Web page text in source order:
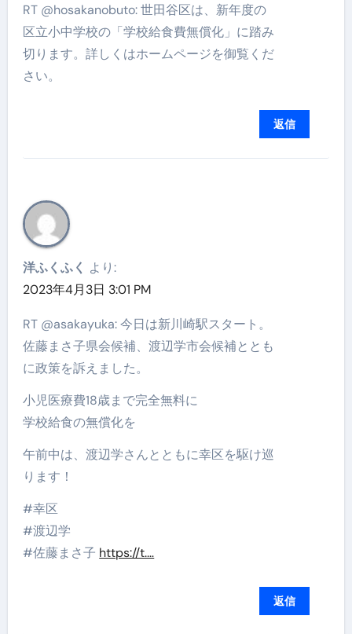
RT @hosakanobuto: 世田谷区は、新年度の
区立小中学校の「学校給食費無償化」に踏み
切ります。詳しくはホームページを御覧くだ
さい。
返信
洋ふくふく より:
2023年4月3日 3:01 PM
RT @asakayuka: 今日は新川崎駅スタート。
佐藤まさ子県会候補、渡辺学市会候補ととも
に政策を訴えました。
小児医療費18歳まで完全無料に
学校給食の無償化を
午前中は、渡辺学さんとともに幸区を駆け巡
ります！
#幸区
#渡辺学
#佐藤まさ子 https://t.…
返信